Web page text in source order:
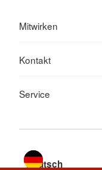
Mitwirken
Kontakt
Service
Sprache wechseln zu